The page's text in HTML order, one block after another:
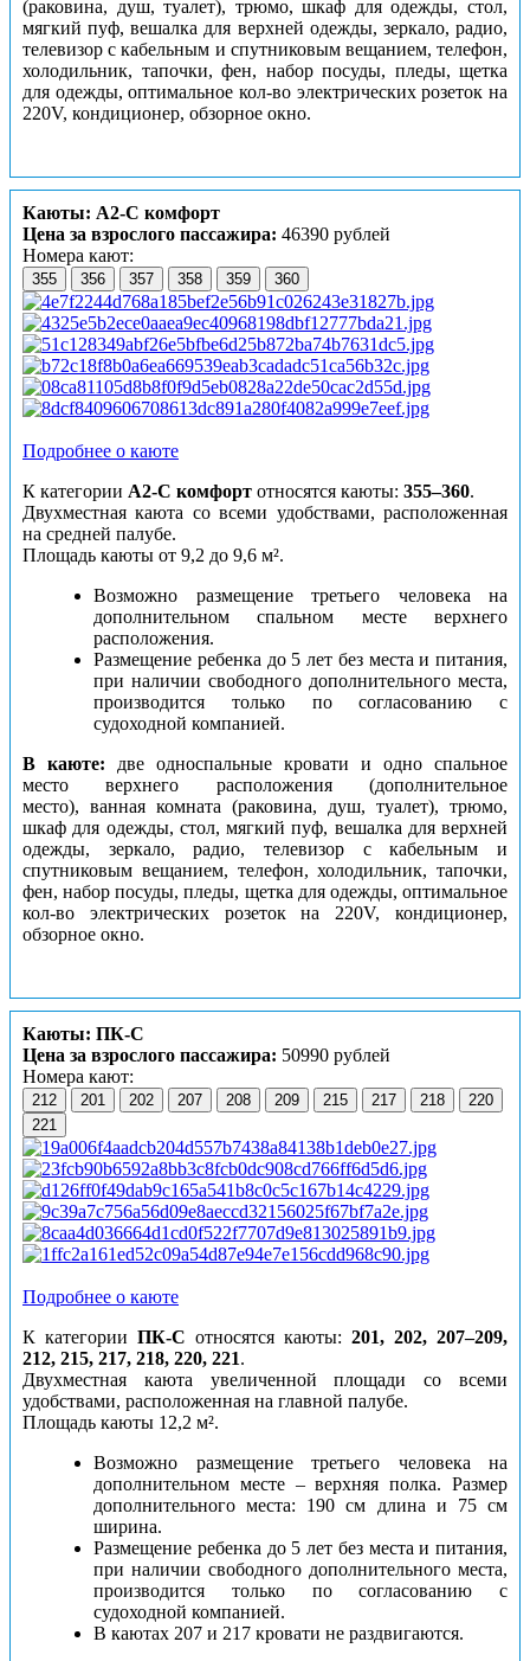
(раковина, душ, туалет), трюмо, шкаф для одежды, стол,
мягкий пуф, вешалка для верхней одежды, зеркало, радио,
телевизор с кабельным и спутниковым вещанием, телефон,
холодильник, тапочки, фен, набор посуды, пледы, щетка
для одежды, оптимальное кол-во электрических розеток на
220V, кондиционер, обзорное окно.
Каюты: А2-С комфорт
Цена за взрослого пассажира: 46390 рублей
Номера кают:
355 356 357 358 359 360
Подробнее о каюте
К категории А2-С комфорт относятся каюты: 355–360.
Двухместная каюта со всеми удобствами, расположенная
на средней палубе.
Площадь каюты от 9,2 до 9,6 м².
Возможно размещение третьего человека на
дополнительном спальном месте верхнего
расположения.
Размещение ребенка до 5 лет без места и питания,
при наличии свободного дополнительного места,
производится только по согласованию с
судоходной компанией.
В каюте: две односпальные кровати и одно спальное
место верхнего расположения (дополнительное
место), ванная комната (раковина, душ, туалет), трюмо,
шкаф для одежды, стол, мягкий пуф, вешалка для верхней
одежды, зеркало, радио, телевизор с кабельным и
спутниковым вещанием, телефон, холодильник, тапочки,
фен, набор посуды, пледы, щетка для одежды, оптимальное
кол-во электрических розеток на 220V, кондиционер,
обзорное окно.
Каюты: ПК-С
Цена за взрослого пассажира: 50990 рублей
Номера кают:
212 201 202 207 208 209 215 217 218
220
221
Подробнее о каюте
К категории ПК-С относятся каюты: 201, 202, 207–209,
212, 215, 217, 218, 220, 221.
Двухместная каюта увеличенной площади со всеми
удобствами, расположенная на главной палубе.
Площадь каюты 12,2 м².
Возможно размещение третьего человека на
дополнительном месте – верхняя полка. Размер
дополнительного места: 190 см длина и 75 см
ширина.
Размещение ребенка до 5 лет без места и питания,
при наличии свободного дополнительного места,
производится только по согласованию с
судоходной компанией.
В каютах 207 и 217 кровати не раздвигаются.